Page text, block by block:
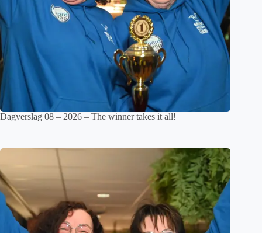
Dagverslag 08 – 2026 – The winner takes it all!